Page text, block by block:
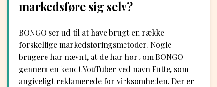
markedsføre sig selv?
BONGO ser ud til at have brugt en række
forskellige markedsføringsmetoder. Nogle
brugere har nævnt, at de har hørt om BONGO
gennem en kendt YouTuber ved navn Futte, som
angiveligt reklamerede for virksomheden. Der er